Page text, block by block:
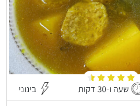
שעה ו-30 דקות בינוני